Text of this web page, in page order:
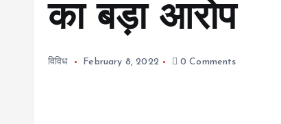
का बड़ा आरोप
विविध February 8, 2022 0 Comments